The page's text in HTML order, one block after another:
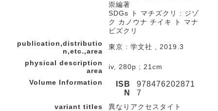
崇編著
SDGs ト マチズクリ : ジゾ
ク カノウナ チイキ ト マナ
ビズクリ
publication,distributio
n,etc.,area
東京 : 学文社 , 2019.3
physical description
area
iv, 280p ; 21cm
Volume Information
ISB
N
978476202871
7
variant titles
異なりアクセスタイト